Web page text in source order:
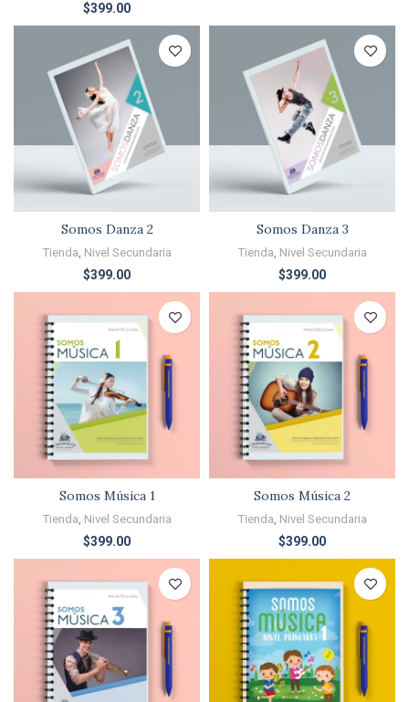
$399.00
Somos Danza 2
Tienda, Nivel Secundaria
$399.00
Somos Danza 3
Tienda, Nivel Secundaria
$399.00
Somos Música 1
Tienda, Nivel Secundaria
$399.00
Somos Música 2
Tienda, Nivel Secundaria
$399.00